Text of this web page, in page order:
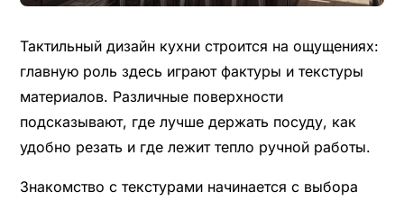
Тактильный дизайн кухни строится на ощущениях:
главную роль здесь играют фактуры и текстуры
материалов. Различные поверхности
подсказывают, где лучше держать посуду, как
удобно резать и где лежит тепло ручной работы.
Знакомство с текстурами начинается с выбора